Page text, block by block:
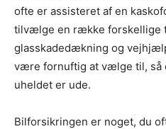
ofte er assisteret af en
tilvælge en række forskellige
glasskadedækning og
være fornuftig at vælge til, så
uheldet er ude.
Bilforsikringen er noget, du